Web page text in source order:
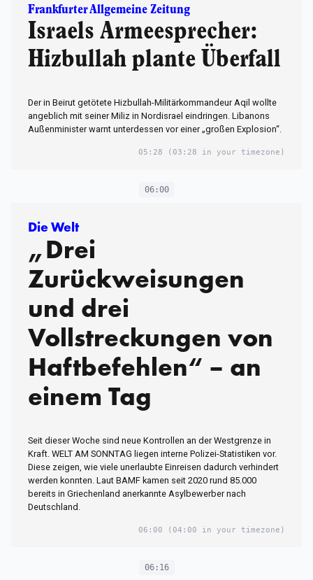
Frankfurter Allgemeine Zeitung
Israels Armeesprecher:
Hizbullah plante Überfall
Der in Beirut getötete Hizbullah-Militärkommandeur Aqil wollte
angeblich mit seiner Miliz in Nordisrael eindringen. Libanons
Außenminister warnt unterdessen vor einer „großen Explosion“.
05:28 (03:28 in your timezone)
06:00
Die Welt
„Drei
Zurückweisungen
und drei
Vollstreckungen von
Haftbefehlen“ – an
einem Tag
Seit dieser Woche sind neue Kontrollen an der Westgrenze in
Kraft. WELT AM SONNTAG liegen interne Polizei-Statistiken vor.
Diese zeigen, wie viele unerlaubte Einreisen dadurch verhindert
werden konnten. Laut BAMF kamen seit 2020 rund 85.000
bereits in Griechenland anerkannte Asylbewerber nach
Deutschland.
06:00 (04:00 in your timezone)
06:16